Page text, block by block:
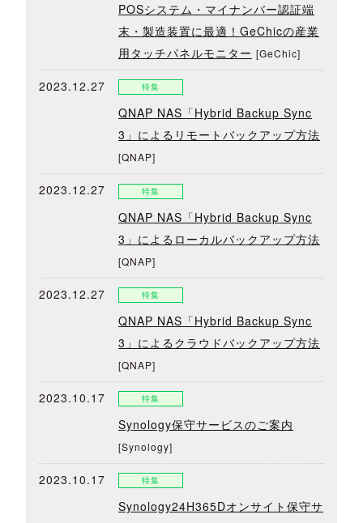
POSシステム・マイナンバー認証端
末・製造装置に最適！GeChicの産業
用タッチパネルモニター [GeChic]
2023.12.27 特集
QNAP NAS「Hybrid Backup Sync
3」によるリモートバックアップ方法
[QNAP]
2023.12.27 特集
QNAP NAS「Hybrid Backup Sync
3」によるローカルバックアップ方法
[QNAP]
2023.12.27 特集
QNAP NAS「Hybrid Backup Sync
3」によるクラウドバックアップ方法
[QNAP]
2023.10.17 特集
Synology保守サービスのご案内
[Synology]
2023.10.17 特集
Synology24H365Dオンサイト保守サ